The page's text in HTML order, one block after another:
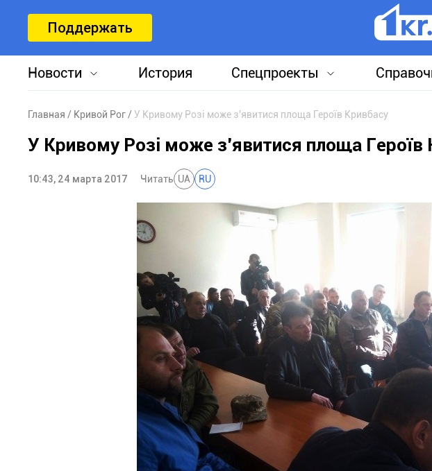
Поддержать
Новости История Спецпроекты
Главная Кривой Рог У Кривому Розі може з'явитися площа Героїв Кривбасу
У Кривому Розі може з'явитися площа Героїв
10:43, 24 марта 2017 Читать UA RU